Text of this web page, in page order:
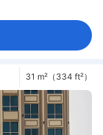
31 m²（334 ft²）